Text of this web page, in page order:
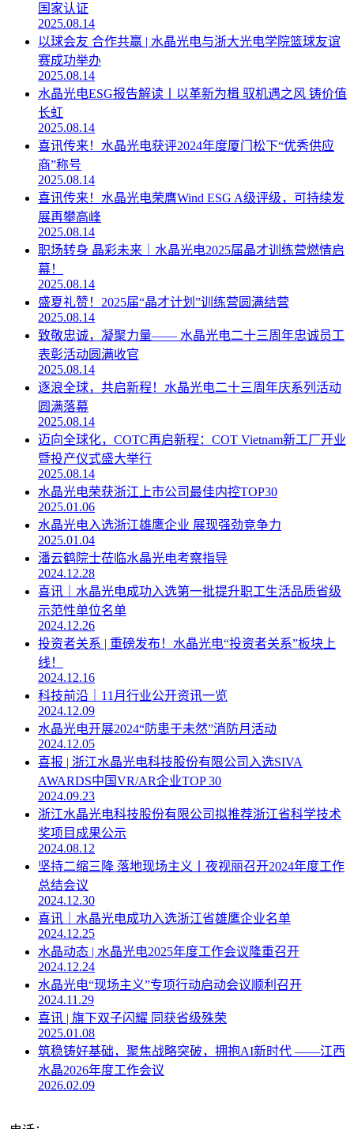
国家认证
2025.08.14
以球会友 合作共赢 | 水晶光电与浙大光电学院篮球友谊
赛成功举办
2025.08.14
水晶光电ESG报告解读丨以革新为楫 驭机遇之风 铸价值
长虹
2025.08.14
喜讯传来！水晶光电获评2024年度厦门松下“优秀供应
商”称号
2025.08.14
喜讯传来！水晶光电荣膺Wind ESG A级评级，可持续发
展再攀高峰
2025.08.14
职场转身 晶彩未来｜水晶光电2025届晶才训练营燃情启
幕！
2025.08.14
盛夏礼赞！2025届“晶才计划”训练营圆满结营
2025.08.14
致敬忠诚，凝聚力量—— 水晶光电二十三周年忠诚员工
表彰活动圆满收官
2025.08.14
逐浪全球，共启新程！水晶光电二十三周年庆系列活动
圆满落幕
2025.08.14
迈向全球化，COTC再启新程：COT Vietnam新工厂开业
暨投产仪式盛大举行
2025.08.14
水晶光电荣获浙江上市公司最佳内控TOP30
2025.01.06
水晶光电入选浙江雄鹰企业 展现强劲竞争力
2025.01.04
潘云鹤院士莅临水晶光电考察指导
2024.12.28
喜讯｜水晶光电成功入选第一批提升职工生活品质省级
示范性单位名单
2024.12.26
投资者关系 | 重磅发布！水晶光电“投资者关系”板块上
线！
2024.12.16
科技前沿｜11月行业公开资讯一览
2024.12.09
水晶光电开展2024“防患于未然”消防月活动
2024.12.05
喜报 | 浙江水晶光电科技股份有限公司入选SIVA
AWARDS中国VR/AR企业TOP 30
2024.09.23
浙江水晶光电科技股份有限公司拟推荐浙江省科学技术
奖项目成果公示
2024.08.12
坚持二缩三降 落地现场主义丨夜视丽召开2024年度工作
总结会议
2024.12.30
喜讯｜水晶光电成功入选浙江省雄鹰企业名单
2024.12.25
水晶动态 | 水晶光电2025年度工作会议隆重召开
2024.12.24
水晶光电“现场主义”专项行动启动会议顺利召开
2024.11.29
喜讯 | 旗下双子闪耀 同获省级殊荣
2025.01.08
筑稳铸好基础，聚焦战略突破，拥抱AI新时代 ——江西
水晶2026年度工作会议
2026.02.09